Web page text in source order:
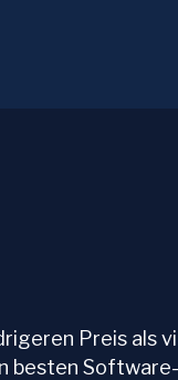
Preis als
besten